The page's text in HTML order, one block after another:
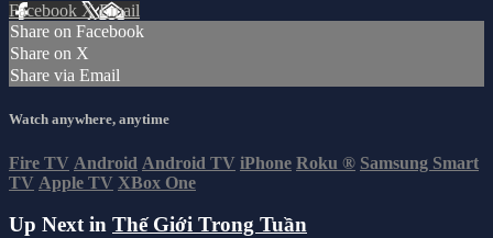
Facebook XEmail
Share on Facebook
Share on X
Share via Email
Watch anywhere, anytime
Fire TV Android Android TV iPhone Roku ® Samsung Smart
TV Apple TV XBox One
Up Next in Thế Giới Trong Tuần